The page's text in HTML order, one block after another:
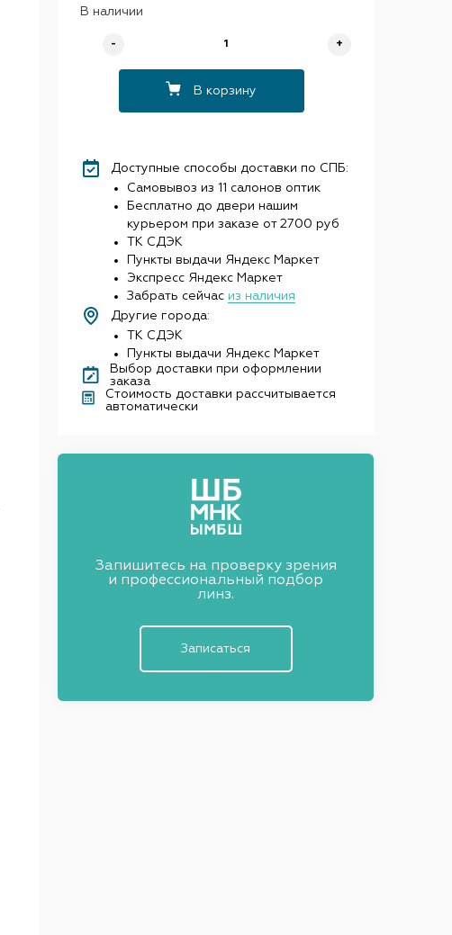
В наличии
- +
В корзину
Доступные способы доставки по СПБ:
Самовывоз из 11 салонов оптик
Бесплатно до двери нашим
курьером при заказе от 2700 руб
ТК СДЭК
Пункты выдачи Яндекс Маркет
Экспресс Яндекс Маркет
Забрать сейчас из наличия
Другие города:
ТК СДЭК
Пункты выдачи Яндекс Маркет
Выбор доставки при оформлении
заказа
Стоимость доставки рассчитывается
автоматически
Запишитесь на проверку зрения
и профессиональный подбор
линз.
Записаться